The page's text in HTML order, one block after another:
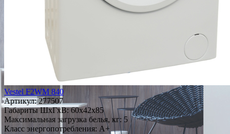
Vestel F2WM 840
Артикул:277507
Габариты ШxГxВ: 60x42x85
Максимальная загрузка белья, кг: 5
Класс энергопотребления: A+